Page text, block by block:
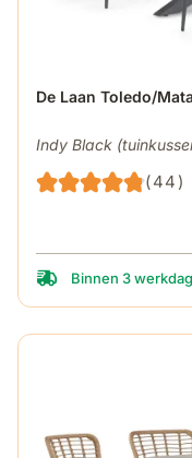
De Laan Toledo/
Indy Black
(44)
De prijs is
Binnen 3